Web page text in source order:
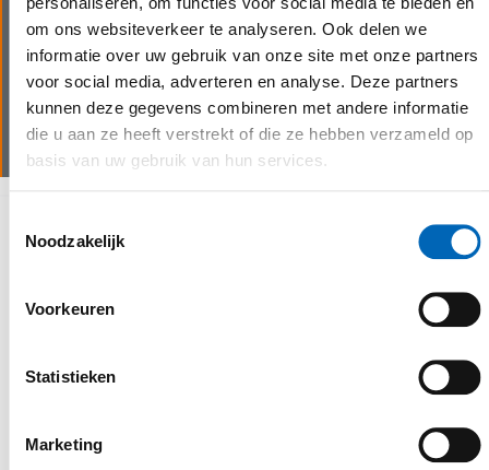
om ons websiteverkeer te analyseren. Ook delen we
informatie over uw gebruik van onze site met onze partners
voor social media, adverteren en analyse. Deze partners
kunnen deze gegevens combineren met andere informatie
die u aan ze heeft verstrekt of die ze hebben verzameld op
basis van uw gebruik van hun services.
Noodzakelijk
Voorkeuren
Statistieken
Marketing
servicewagens kunnen wij steeds snel schakelen bij
last minute bestellingen of technische problemen.
Wij beschikken over goed uitgeruste servicewagens
voor assistentie op locatie en garanderen zo een
minimale stilstand van de machine(s).
Waarom kiezen voor CEBEKO